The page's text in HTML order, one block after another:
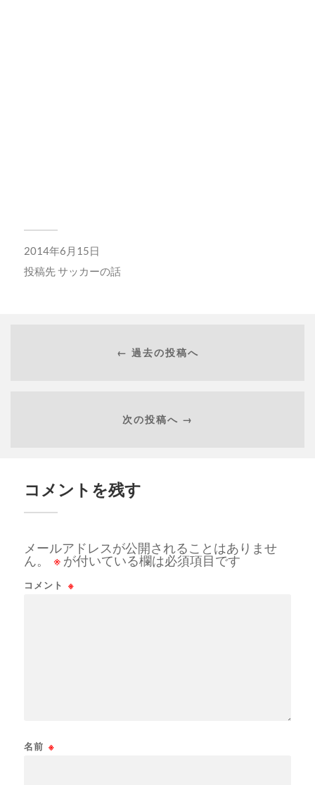
2014年6月15日
投稿先サッカーの話
← 過去の投稿へ
次の投稿へ →
コメントを残す
メールアドレスが公開されることはありませ
ん。
※ が付いている欄は必須項目です
コメント ※
名前 ※